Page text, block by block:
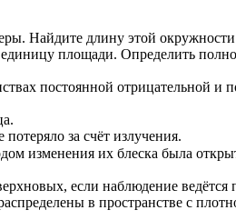
Найдите длину этой
единицу площади. Определить
постоянной отрицательной и
за счёт излучения.
изменения их блеска была
если наблюдение ведётся
в пространстве с